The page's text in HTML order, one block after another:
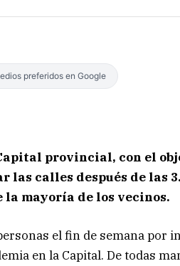
preferidos en Google
provincial, con el
calles después de las
mayoría de los vecinos.
el fin de semana por
en la Capital. De todas